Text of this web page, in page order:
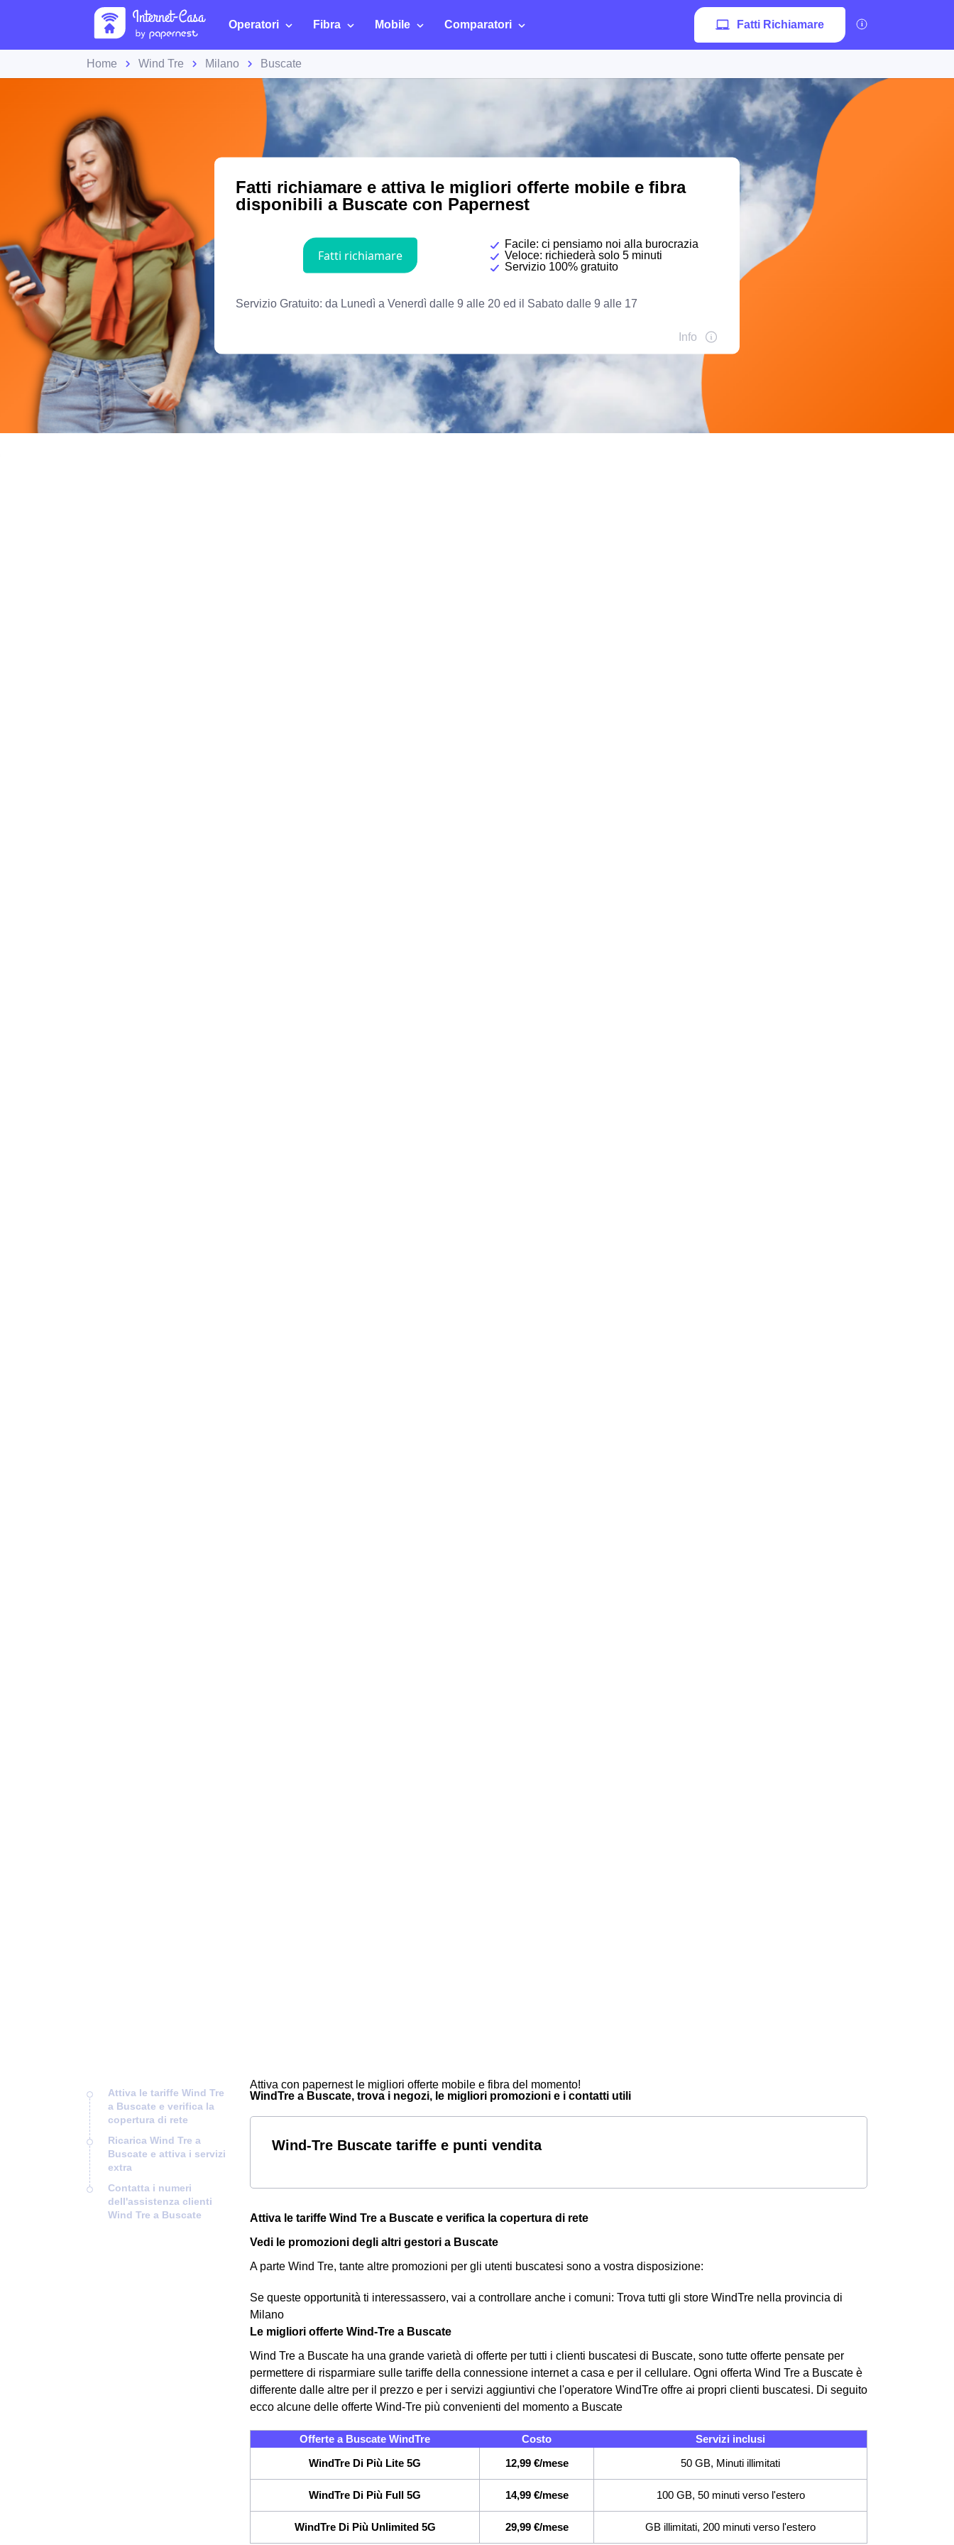
Operatori Fibra Mobile Comparatori Fatti Richiamare
Home Wind Tre Milano Buscate
Attiva le tariffe Wind Tre
a Buscate e verifica la
copertura di rete
Ricarica Wind Tre a
Buscate e attiva i servizi
extra
Contatta i numeri
dell'assistenza clienti
Wind Tre a Buscate
Attiva con papernest le migliori offerte mobile e fibra del momento!
WindTre a Buscate, trova i negozi, le migliori promozioni e i contatti utili
Wind-Tre Buscate tariffe e punti vendita
Attiva le tariffe Wind Tre a Buscate e verifica la copertura di rete
Vedi le promozioni degli altri gestori a Buscate
A parte Wind Tre, tante altre promozioni per gli utenti buscatesi sono a vostra disposizione:
Se queste opportunità ti interessassero, vai a controllare anche i comuni: Trova tutti gli store WindTre nella provincia di
Milano
Le migliori offerte Wind-Tre a Buscate
Wind Tre a Buscate ha una grande varietà di offerte per tutti i clienti buscatesi di Buscate, sono tutte offerte pensate per
permettere di risparmiare sulle tariffe della connessione internet a casa e per il cellulare. Ogni offerta Wind Tre a Buscate è
differente dalle altre per il prezzo e per i servizi aggiuntivi che l'operatore WindTre offre ai propri clienti buscatesi. Di seguito
ecco alcune delle offerte Wind-Tre più convenienti del momento a Buscate
Offerte a Buscate WindTre Costo
Servizi inclusi
WindTre Di Più Lite 5G
12,99 €/mese 50 GB, Minuti illimitati
WindTre Di Più Full 5G 14,99 €/mese 100 GB, 50 minuti verso l'estero
WindTre Di Più Unlimited 5G 29,99 €/mese GB illimitati, 200 minuti verso l'estero